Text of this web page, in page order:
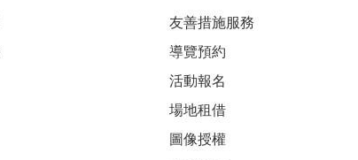
友善措施服務
導覽預約
活動報名
場地租借
圖像授權